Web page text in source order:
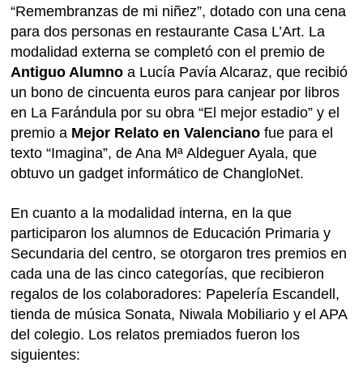
“Remembranzas de mi niñez”, dotado con una cena
para dos personas en restaurante Casa L’Art. La
modalidad externa se completó con el premio de
Antiguo Alumno a Lucía Pavía Alcaraz, que recibió
un bono de cincuenta euros para canjear por libros
en La Farándula por su obra “El mejor estadio” y el
premio a Mejor Relato en Valenciano fue para el
texto “Imagina”, de Ana Mª Aldeguer Ayala, que
obtuvo un gadget informático de ChangloNet.
En cuanto a la modalidad interna, en la que
participaron los alumnos de Educación Primaria y
Secundaria del centro, se otorgaron tres premios en
cada una de las cinco categorías, que recibieron
regalos de los colaboradores: Papelería Escandell,
tienda de música Sonata, Niwala Mobiliario y el APA
del colegio. Los relatos premiados fueron los
siguientes: